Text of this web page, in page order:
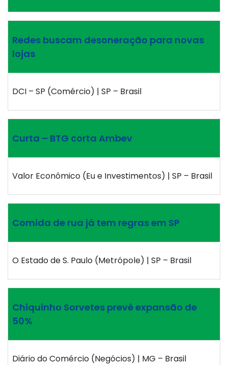
Redes buscam desoneração para novas
lojas
DCI – SP (Comércio) | SP – Brasil
Curta – BTG corta Ambev
Valor Econômico (Eu e Investimentos) | SP – Brasil
Comida de rua já tem regras em SP
O Estado de S. Paulo (Metrópole) | SP – Brasil
Chiquinho Sorvetes prevê expansão de
50%
Diário do Comércio (Negócios) | MG – Brasil